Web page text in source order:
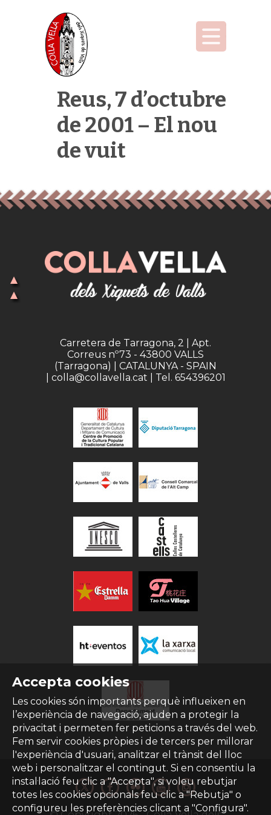
Reus, 7 d’octubre
de 2001 – El nou
de vuit
Accepta cookies
Les cookies són importants perquè influeixen en
l’experiència de navegació, ajuden a protegir la
privacitat i permeten fer peticions a través del web.
Fem servir cookies pròpies i de tercers per millorar
l'experiència d'usuari, analitzar el trànsit del lloc
web i personalitzar el contingut. Si en consentiu la
instal·lació feu clic a "Accepta", si voleu rebutjar
totes les cookies opcionals feu clic a "Rebutja" o
configureu les preferències clicant a "Configura".
Carretera de Tarragona, 2 | Apt.
Correus nº73 - 43800 VALLS
(Tarragona) | CATALUNYA - SPAIN
| colla@collavella.cat | Tel. 654396201